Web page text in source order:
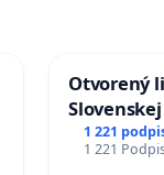
Otvorený
mať Vízia
chrbticu?
1 221
1 221